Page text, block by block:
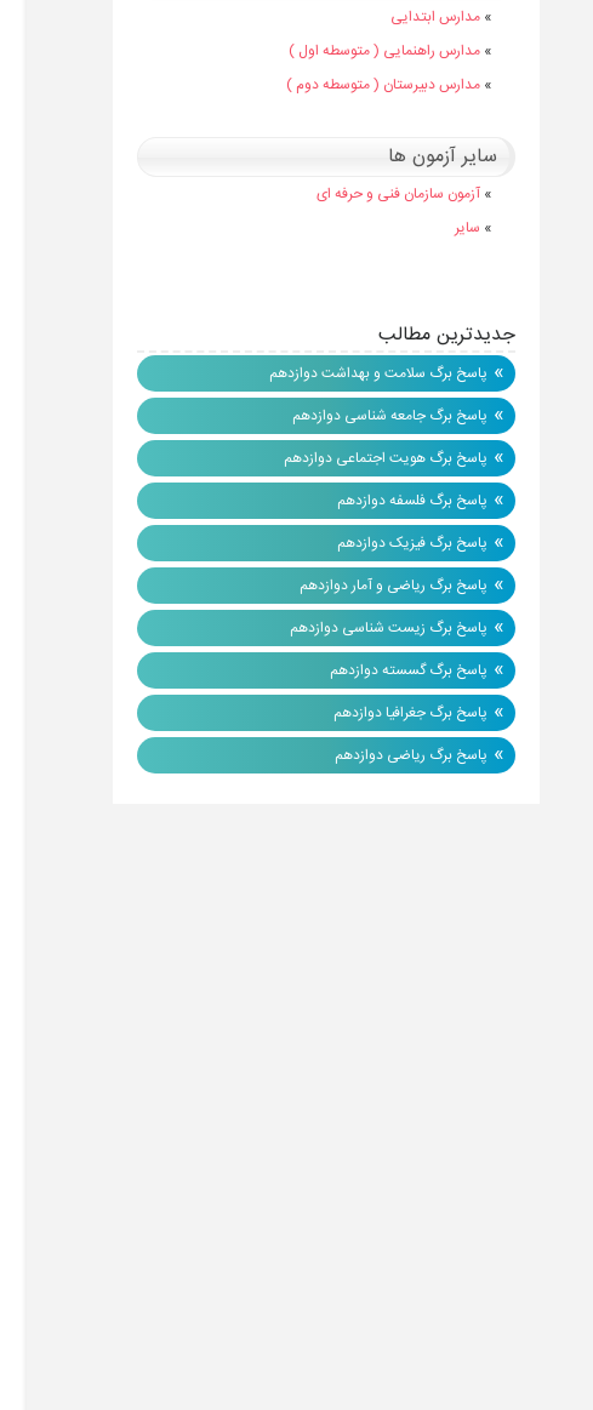
» مدارس ابتدایی
» مدارس راهنمایی ( متوسطه اول )
» مدارس دبیرستان ( متوسطه دوم )
سایر آزمون ها
» آزمون سازمان فنی و حرفه ای
» سایر
جدیدترین مطالب
» پاسخ برگ سلامت و بهداشت دوازدهم
» پاسخ برگ جامعه شناسی دوازدهم
» پاسخ برگ هویت اجتماعی دوازدهم
» پاسخ برگ فلسفه دوازدهم
» پاسخ برگ فیزیک دوازدهم
» پاسخ برگ ریاضی و آمار دوازدهم
» پاسخ برگ زیست شناسی دوازدهم
» پاسخ برگ گسسته دوازدهم
» پاسخ برگ جغرافیا دوازدهم
» پاسخ برگ ریاضی دوازدهم